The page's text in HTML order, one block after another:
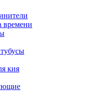
времени
кия